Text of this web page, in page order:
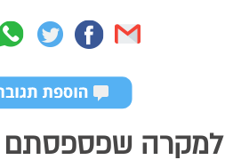
למקרה שפספסתם